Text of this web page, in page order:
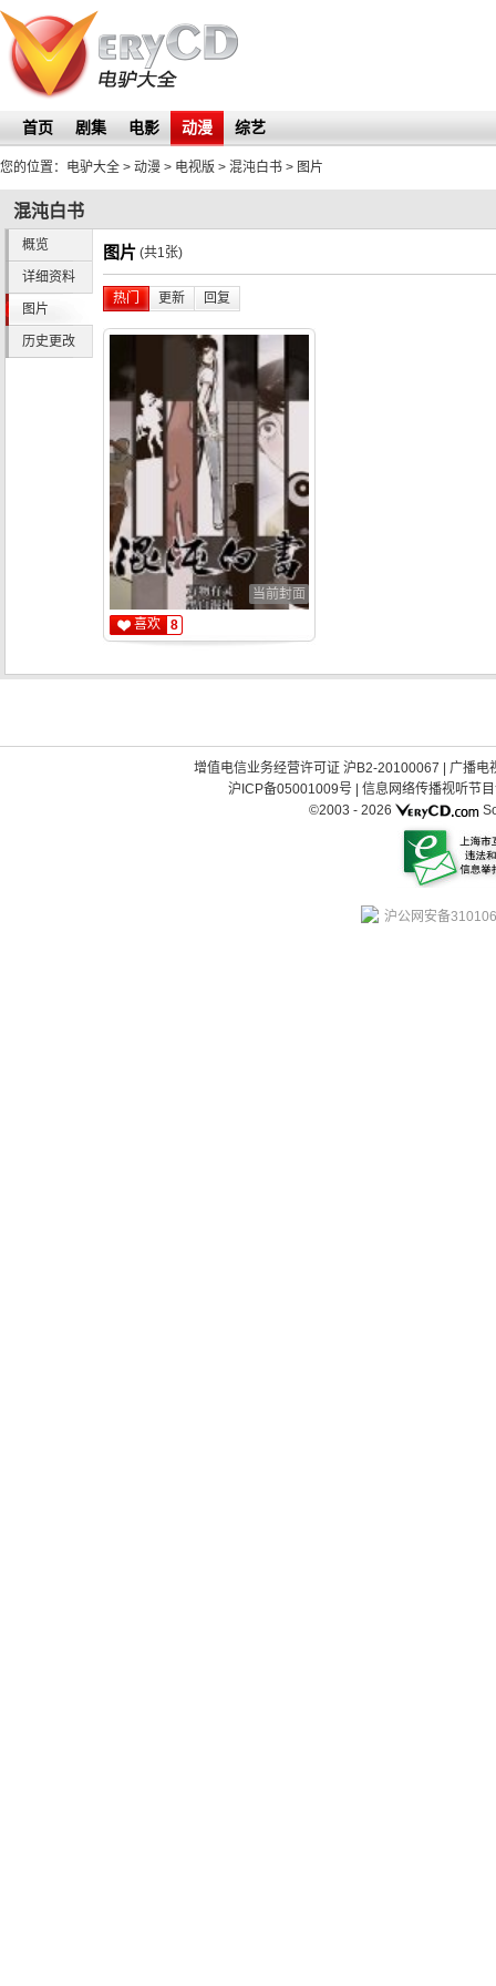
首页 剧集 电影 动漫 综艺
您的位置： 电驴大全 > 动漫 > 电视版 > 混沌白书 > 图片
混沌白书
概览
详细资料
图片
历史更改
图片 (共1张)
热门 更新 回复
当前封面
喜欢
8
增值电信业务经营许可证 沪B2-20100067
广播电
沪ICP备05001009号| 信息网络传播视听节
©2003 - 2026
沪公网安备